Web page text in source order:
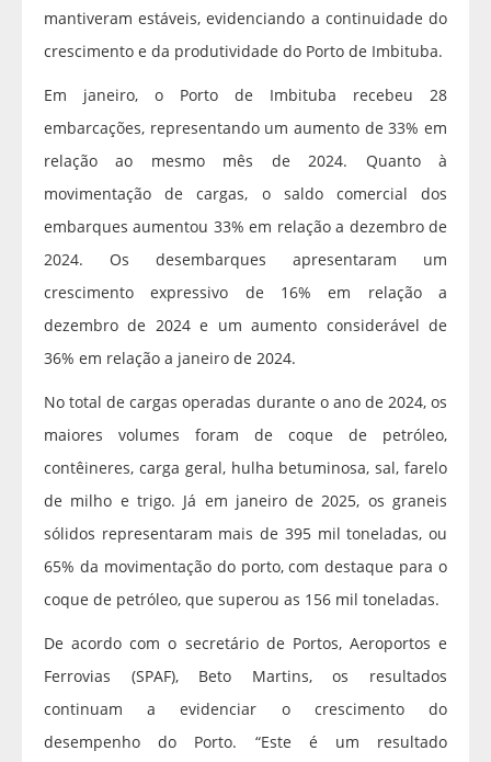
mantiveram estáveis, evidenciando a continuidade do
crescimento e da produtividade do Porto de Imbituba.
Em janeiro, o Porto de Imbituba recebeu 28
embarcações, representando um aumento de 33% em
relação ao mesmo mês de 2024. Quanto à
movimentação de cargas, o saldo comercial dos
embarques aumentou 33% em relação a dezembro de
2024. Os desembarques apresentaram um
crescimento expressivo de 16% em relação a
dezembro de 2024 e um aumento considerável de
36% em relação a janeiro de 2024.
No total de cargas operadas durante o ano de 2024, os
maiores volumes foram de coque de petróleo,
contêineres, carga geral, hulha betuminosa, sal, farelo
de milho e trigo. Já em janeiro de 2025, os graneis
sólidos representaram mais de 395 mil toneladas, ou
65% da movimentação do porto, com destaque para o
coque de petróleo, que superou as 156 mil toneladas.
De acordo com o secretário de Portos, Aeroportos e
Ferrovias (SPAF), Beto Martins, os resultados
continuam a evidenciar o crescimento do
desempenho do Porto. “Este é um resultado